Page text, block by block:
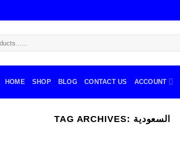
HOME SHOP BLOG CONTACT US ACCOUNT
TAG ARCHIVES: السعودية